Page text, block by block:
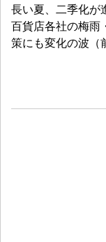
長い夏、二季化が
百貨店各社の梅雨
策にも変化の波（